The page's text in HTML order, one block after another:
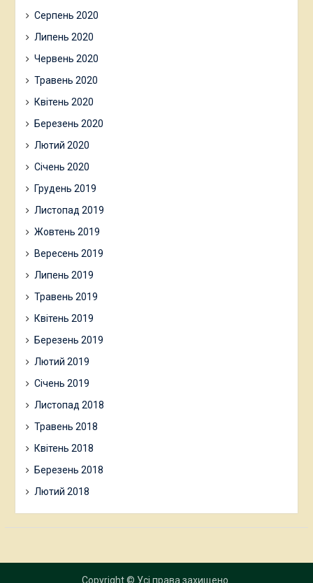
Серпень 2020
Липень 2020
Червень 2020
Травень 2020
Квітень 2020
Березень 2020
Лютий 2020
Січень 2020
Грудень 2019
Листопад 2019
Жовтень 2019
Вересень 2019
Липень 2019
Травень 2019
Квітень 2019
Березень 2019
Лютий 2019
Січень 2019
Листопад 2018
Травень 2018
Квітень 2018
Березень 2018
Лютий 2018
Copyright © Усі права захищено.